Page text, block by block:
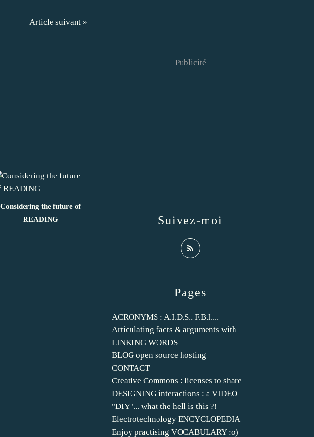
Article suivant »
Considering the future of
READING
Pages
ACRONYMS : A.I.D.S., F.B.I....
Articulating facts & arguments with
LINKING WORDS
BLOG open source hosting
CONTACT
Creative Commons : licenses to share
DESIGNING interactions : a VIDEO
"DIY"... what the hell is this ?!
Electrotechnology ENCYCLOPEDIA
Enjoy practising VOCABULARY :o)
Suivez-moi
Publicité